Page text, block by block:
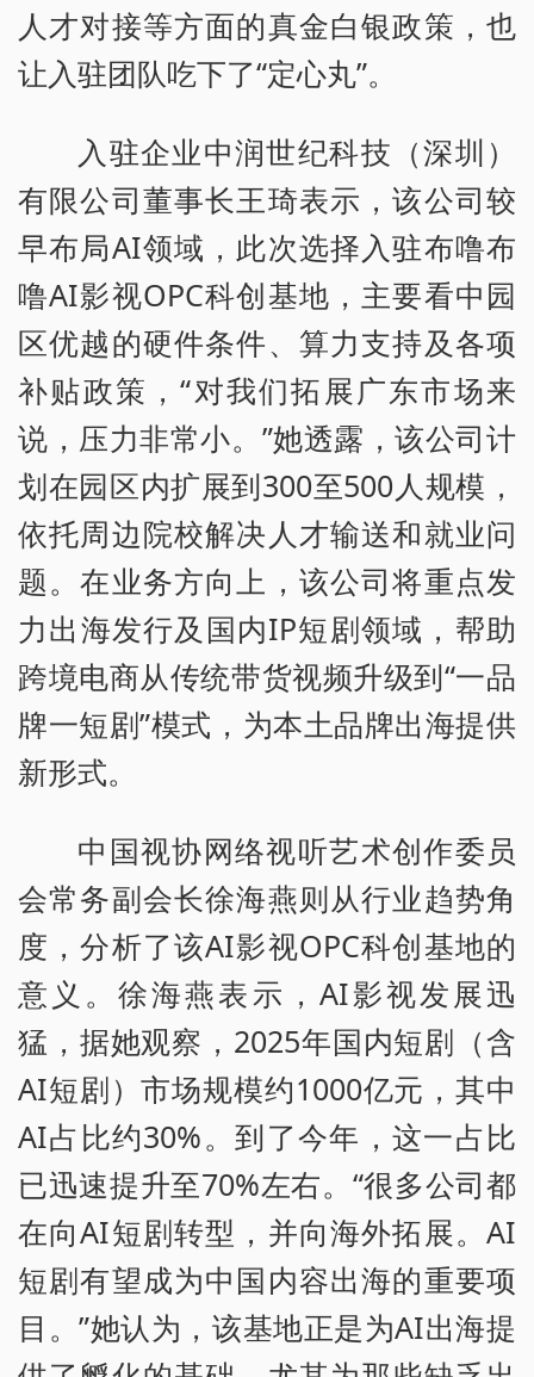
人才对接等方面的真金白银政策，也
让入驻团队吃下了“定心丸”。
入驻企业中润世纪科技（深圳）
有限公司董事长王琦表示，该公司较
早布局AI领域，此次选择入驻布噜布
噜AI影视OPC科创基地，主要看中园
区优越的硬件条件、算力支持及各项
补贴政策，“对我们拓展广东市场来
说，压力非常小。”她透露，该公司计
划在园区内扩展到300至500人规模，
依托周边院校解决人才输送和就业问
题。在业务方向上，该公司将重点发
力出海发行及国内IP短剧领域，帮助
跨境电商从传统带货视频升级到“一品
牌一短剧”模式，为本土品牌出海提供
新形式。
中国视协网络视听艺术创作委员
会常务副会长徐海燕则从行业趋势角
度，分析了该AI影视OPC科创基地的
意义。徐海燕表示，AI影视发展迅
猛，据她观察，2025年国内短剧（含
AI短剧）市场规模约1000亿元，其中
AI占比约30%。到了今年，这一占比
已迅速提升至70%左右。“很多公司都
在向AI短剧转型，并向海外拓展。AI
短剧有望成为中国内容出海的重要项
目。”她认为，该基地正是为AI出海提